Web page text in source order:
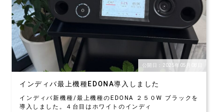
公開日：2025年05月08日
インディバ最上機種EDONA導入しました
インディバ新機種/最上機種のEDONA ２５０W ブラックを
導入しました。４台目はホワイトのインディ